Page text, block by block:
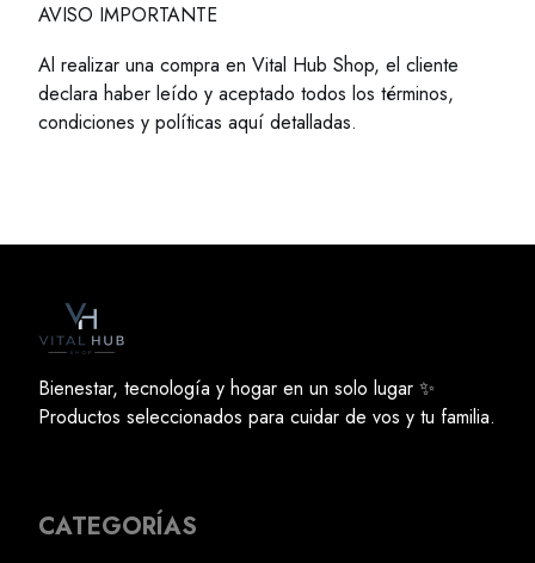
AVISO IMPORTANTE
Al realizar una compra en Vital Hub Shop, el cliente
declara haber leído y aceptado todos los términos,
condiciones y políticas aquí detalladas.
Bienestar, tecnología y hogar en un solo lugar ✨
Productos seleccionados para cuidar de vos y tu familia.
CATEGORÍAS